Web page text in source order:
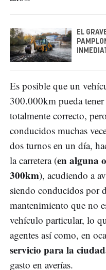
EL
Es posible que un
300.000km pueda
totalmente correcto,
conducidos muchas
dos turnos en un día,
la carretera (en alguna
300km), acudiendo a
siendo conducidos por
mantenimiento que no
vehículo particular, lo
agentes así como, en
servicio para la
gasto en averías.